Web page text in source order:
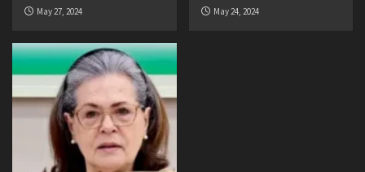
May 27, 2024 May 24, 2024